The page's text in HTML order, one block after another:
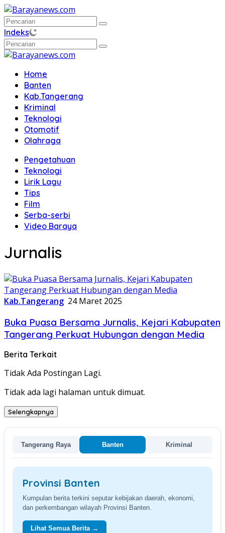
Langsung
ke
konten
Indeks
Home
Banten
Kab.Tangerang
Kriminal
Teknologi
Otomotif
Olahraga
Pengetahuan
Teknologi
Lirik Lagu
Tips
Film
Serba-serbi
Video Baraya
Jurnalis
Kab.Tangerang 24 Maret 2025
Buka Puasa Bersama Jurnalis, Kejari Kabupaten
Tangerang Perkuat Hubungan dengan Media
Berita Terkait
Tidak Ada Postingan Lagi.
Tidak ada lagi halaman untuk dimuat.
Selengkapnya
Tangerang Raya Banten Kriminal
Provinsi Banten
Kumpulan berita terkini seputar kebijakan daerah, ekonomi,
dan perkembangan wilayah Provinsi Banten.
Lihat Semua Berita →